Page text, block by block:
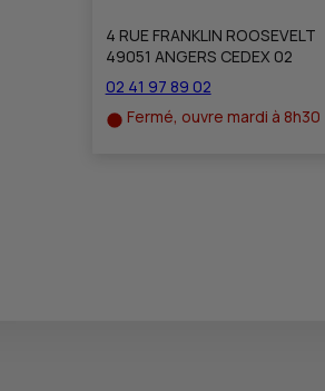
4 RUE FRANKLIN ROOSEVELT
49051 ANGERS CEDEX 02
02 41 97 89 02
Fermé, ouvre mardi à 8h30